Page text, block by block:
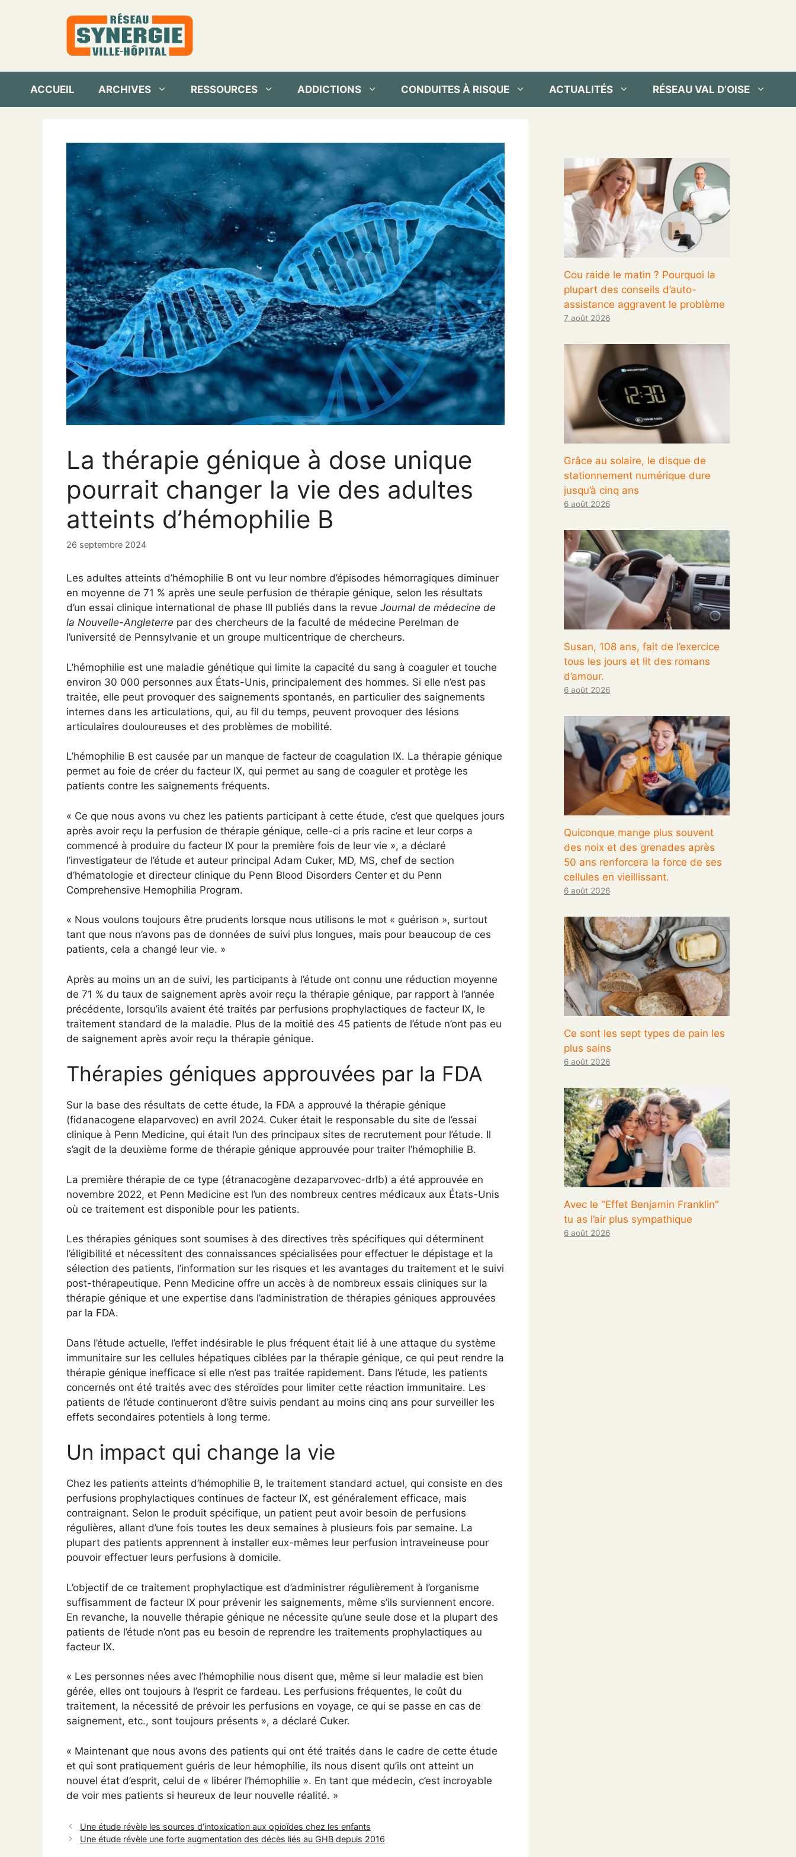
ACCUEIL ARCHIVES RESSOURCES ADDICTIONS CONDUITES À RISQUE ACTUALITÉS RÉSEAU VAL D’OISE
La thérapie génique à dose unique
pourrait changer la vie des adultes
atteints d’hémophilie B
26 septembre 2024
Les adultes atteints d’hémophilie B ont vu leur nombre d’épisodes hémorragiques diminuer
en moyenne de 71 % après une seule perfusion de thérapie génique, selon les résultats
d’un essai clinique international de phase III publiés dans la revue Journal de médecine de
la Nouvelle-Angleterre par des chercheurs de la faculté de médecine Perelman de
l’université de Pennsylvanie et un groupe multicentrique de chercheurs.
L’hémophilie est une maladie génétique qui limite la capacité du sang à coaguler et touche
environ 30 000 personnes aux États-Unis, principalement des hommes. Si elle n’est pas
traitée, elle peut provoquer des saignements spontanés, en particulier des saignements
internes dans les articulations, qui, au fil du temps, peuvent provoquer des lésions
articulaires douloureuses et des problèmes de mobilité.
L’hémophilie B est causée par un manque de facteur de coagulation IX. La thérapie génique
permet au foie de créer du facteur IX, qui permet au sang de coaguler et protège les
patients contre les saignements fréquents.
« Ce que nous avons vu chez les patients participant à cette étude, c’est que quelques jours
après avoir reçu la perfusion de thérapie génique, celle-ci a pris racine et leur corps a
commencé à produire du facteur IX pour la première fois de leur vie », a déclaré
l’investigateur de l’étude et auteur principal Adam Cuker, MD, MS, chef de section
d’hématologie et directeur clinique du Penn Blood Disorders Center et du Penn
Comprehensive Hemophilia Program.
« Nous voulons toujours être prudents lorsque nous utilisons le mot « guérison », surtout
tant que nous n’avons pas de données de suivi plus longues, mais pour beaucoup de ces
patients, cela a changé leur vie. »
Après au moins un an de suivi, les participants à l’étude ont connu une réduction moyenne
de 71 % du taux de saignement après avoir reçu la thérapie génique, par rapport à l’année
précédente, lorsqu’ils avaient été traités par perfusions prophylactiques de facteur IX, le
traitement standard de la maladie. Plus de la moitié des 45 patients de l’étude n’ont pas eu
de saignement après avoir reçu la thérapie génique.
Thérapies géniques approuvées par la FDA
Sur la base des résultats de cette étude, la FDA a approuvé la thérapie génique
(fidanacogene elaparvovec) en avril 2024. Cuker était le responsable du site de l’essai
clinique à Penn Medicine, qui était l’un des principaux sites de recrutement pour l’étude. Il
s’agit de la deuxième forme de thérapie génique approuvée pour traiter l’hémophilie B.
La première thérapie de ce type (étranacogène dezaparvovec-drlb) a été approuvée en
novembre 2022, et Penn Medicine est l’un des nombreux centres médicaux aux États-Unis
où ce traitement est disponible pour les patients.
Les thérapies géniques sont soumises à des directives très spécifiques qui déterminent
l’éligibilité et nécessitent des connaissances spécialisées pour effectuer le dépistage et la
sélection des patients, l’information sur les risques et les avantages du traitement et le suivi
post-thérapeutique. Penn Medicine offre un accès à de nombreux essais cliniques sur la
thérapie génique et une expertise dans l’administration de thérapies géniques approuvées
par la FDA.
Dans l’étude actuelle, l’effet indésirable le plus fréquent était lié à une attaque du système
immunitaire sur les cellules hépatiques ciblées par la thérapie génique, ce qui peut rendre la
thérapie génique inefficace si elle n’est pas traitée rapidement. Dans l’étude, les patients
concernés ont été traités avec des stéroïdes pour limiter cette réaction immunitaire. Les
patients de l’étude continueront d’être suivis pendant au moins cinq ans pour surveiller les
effets secondaires potentiels à long terme.
Un impact qui change la vie
Chez les patients atteints d’hémophilie B, le traitement standard actuel, qui consiste en des
perfusions prophylactiques continues de facteur IX, est généralement efficace, mais
contraignant. Selon le produit spécifique, un patient peut avoir besoin de perfusions
régulières, allant d’une fois toutes les deux semaines à plusieurs fois par semaine. La
plupart des patients apprennent à installer eux-mêmes leur perfusion intraveineuse pour
pouvoir effectuer leurs perfusions à domicile.
L’objectif de ce traitement prophylactique est d’administrer régulièrement à l’organisme
suffisamment de facteur IX pour prévenir les saignements, même s’ils surviennent encore.
En revanche, la nouvelle thérapie génique ne nécessite qu’une seule dose et la plupart des
patients de l’étude n’ont pas eu besoin de reprendre les traitements prophylactiques au
facteur IX.
« Les personnes nées avec l’hémophilie nous disent que, même si leur maladie est bien
gérée, elles ont toujours à l’esprit ce fardeau. Les perfusions fréquentes, le coût du
traitement, la nécessité de prévoir les perfusions en voyage, ce qui se passe en cas de
saignement, etc., sont toujours présents », a déclaré Cuker.
« Maintenant que nous avons des patients qui ont été traités dans le cadre de cette étude
et qui sont pratiquement guéris de leur hémophilie, ils nous disent qu’ils ont atteint un
nouvel état d’esprit, celui de « libérer l’hémophilie ». En tant que médecin, c’est incroyable
de voir mes patients si heureux de leur nouvelle réalité. »
Une étude révèle les sources d’intoxication aux opioïdes chez les enfants
Une étude révèle une forte augmentation des décès liés au GHB depuis 2016
Cou raide le matin ? Pourquoi la
plupart des conseils d’auto-
assistance aggravent le problème
7 août 2026
Grâce au solaire, le disque de
stationnement numérique dure
jusqu’à cinq ans
6 août 2026
Susan, 108 ans, fait de l’exercice
tous les jours et lit des romans
d’amour.
6 août 2026
Quiconque mange plus souvent
des noix et des grenades après
50 ans renforcera la force de ses
cellules en vieillissant.
6 août 2026
Ce sont les sept types de pain les
plus sains
6 août 2026
Avec le "Effet Benjamin Franklin"
tu as l’air plus sympathique
6 août 2026